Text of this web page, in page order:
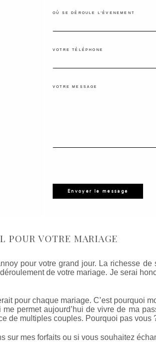
OÙ SE DÉROULE L'ÉVENEMENT
VOTRE TÉLÉPHONE
VOTRE MESSAGE
POUR VOTRE MARIAGE
pour votre grand jour. La richesse
de votre mariage. Je serai
pour chaque mariage. C’est pourquoi
permet aujourd’hui de vivre de ma
de multiples couples. Pourquoi pas vous
sur mes forfaits ou si vous souhaitez